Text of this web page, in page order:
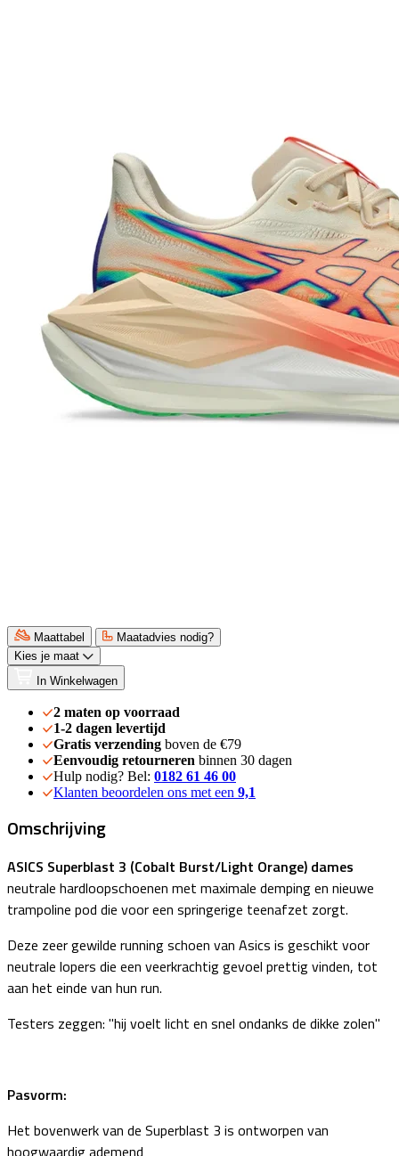
Maattabel
Maatadvies nodig?
Kies je maat
In Winkelwagen
2 maten op voorraad
1-2 dagen levertijd
Gratis verzending boven de €79
Eenvoudig retourneren binnen 30 dagen
Hulp nodig? Bel: 0182 61 46 00
Klanten beoordelen ons met een 9,1
Omschrijving
ASICS Superblast 3 (Cobalt Burst/Light Orange) dames
neutrale hardloopschoenen met maximale demping en nieuwe
trampoline pod die voor een springerige teenafzet zorgt.
Deze zeer gewilde running schoen van Asics is geschikt voor
neutrale lopers die een veerkrachtig gevoel prettig vinden, tot
aan het einde van hun run.
Testers zeggen: "hij voelt licht en snel ondanks de dikke zolen"
Pasvorm:
Het bovenwerk van de Superblast 3 is ontworpen van
hoogwaardig ademend